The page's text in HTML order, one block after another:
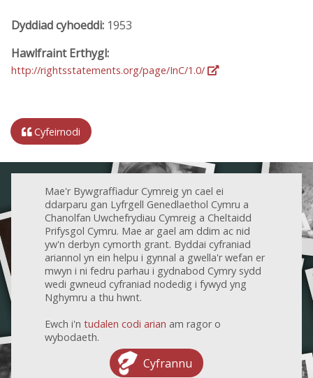
Dyddiad cyhoeddi: 1953
Hawlfraint Erthygl:
http://rightsstatements.org/page/InC/1.0/
Cyfeirnodi
Mae'r Bywgraffiadur Cymreig yn cael ei
ddarparu gan Lyfrgell Genedlaethol Cymru a
Chanolfan Uwchefrydiau Cymreig a Cheltaidd
Prifysgol Cymru. Mae ar gael am ddim ac nid
yw'n derbyn cymorth grant. Byddai cyfraniad
ariannol yn ein helpu i gynnal a gwella'r wefan er
mwyn i ni fedru parhau i gydnabod Cymry sydd
wedi gwneud cyfraniad nodedig i fywyd yng
Nghymru a thu hwnt.
Ewch i'n tudalen codi arian am ragor o
wybodaeth.
Cyfrannu